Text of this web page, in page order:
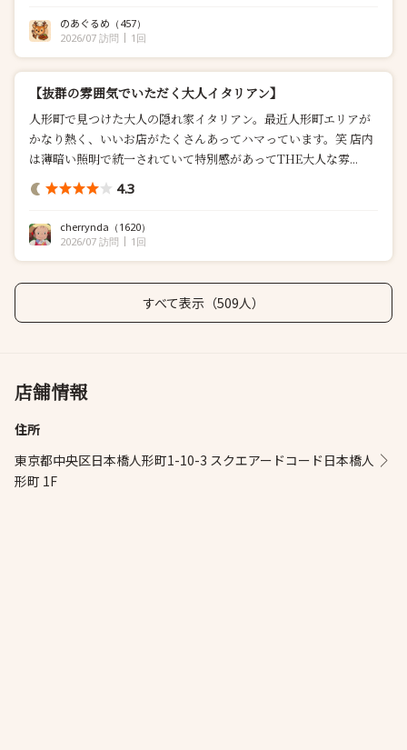
のあぐるめ （457）
2026/07 訪問
1回
【抜群の雰囲気でいただく大人イタリアン】
人形町で見つけた大人の隠れ家イタリアン。最近人形町エリアが
かなり熱く、いいお店がたくさんあってハマっています。笑 店内
は薄暗い照明で統一されていて特別感があってTHE大人な雰...
4.3
cherrynda （1620）
2026/07 訪問
1回
すべて表示（509人）
店舗情報
住所
東京都中央区日本橋人形町1-10-3 スクエアードコード日本橋人
形町 1F